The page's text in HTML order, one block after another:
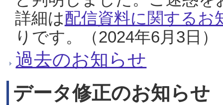
詳細は配信資料に関するお
りです。（2024年6月3日）
過去のお知らせ
データ修正のお知らせ